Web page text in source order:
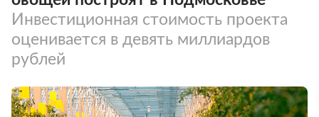
Инвестиционная стоимость проекта
оценивается в девять миллиардов
рублей